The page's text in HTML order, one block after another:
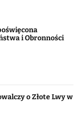
i Obronności
o Złote Lwy w